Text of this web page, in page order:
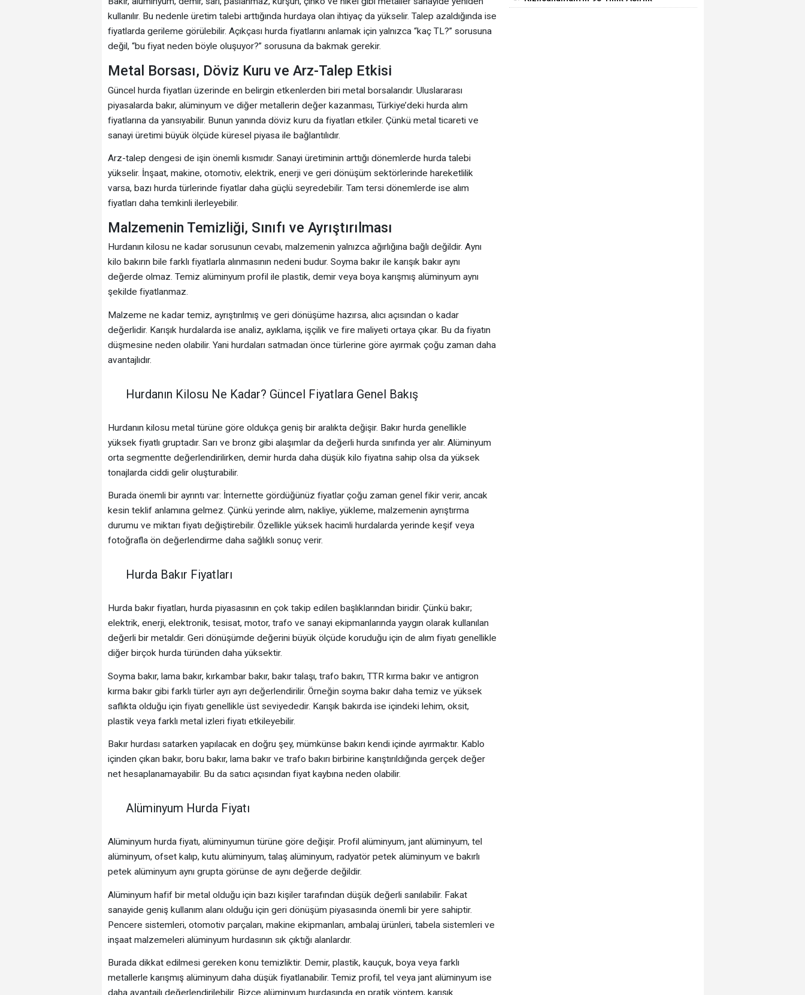
kullanılır. Bu nedenle üretim talebi arttığında hurdaya olan ihtiyaç da yükselir. Talep azaldığında ise
fiyatlarda gerileme görülebilir. Açıkçası hurda fiyatlarını anlamak için yalnızca “kaç TL?” sorusuna
değil, “bu fiyat neden böyle oluşuyor?” sorusuna da bakmak gerekir.
Metal Borsası, Döviz Kuru ve Arz-Talep Etkisi
Güncel hurda fiyatları üzerinde en belirgin etkenlerden biri metal borsalarıdır. Uluslararası
piyasalarda bakır, alüminyum ve diğer metallerin değer kazanması, Türkiye’deki hurda alım
fiyatlarına da yansıyabilir. Bunun yanında döviz kuru da fiyatları etkiler. Çünkü metal ticareti ve
sanayi üretimi büyük ölçüde küresel piyasa ile bağlantılıdır.
Arz-talep dengesi de işin önemli kısmıdır. Sanayi üretiminin arttığı dönemlerde hurda talebi
yükselir. İnşaat, makine, otomotiv, elektrik, enerji ve geri dönüşüm sektörlerinde hareketlilik
varsa, bazı hurda türlerinde fiyatlar daha güçlü seyredebilir. Tam tersi dönemlerde ise alım
fiyatları daha temkinli ilerleyebilir.
Malzemenin Temizliği, Sınıfı ve Ayrıştırılması
Hurdanın kilosu ne kadar sorusunun cevabı, malzemenin yalnızca ağırlığına bağlı değildir. Aynı
kilo bakırın bile farklı fiyatlarla alınmasının nedeni budur. Soyma bakır ile karışık bakır aynı
değerde olmaz. Temiz alüminyum profil ile plastik, demir veya boya karışmış alüminyum aynı
şekilde fiyatlanmaz.
Malzeme ne kadar temiz, ayrıştırılmış ve geri dönüşüme hazırsa, alıcı açısından o kadar
değerlidir. Karışık hurdalarda ise analiz, ayıklama, işçilik ve fire maliyeti ortaya çıkar. Bu da fiyatın
düşmesine neden olabilir. Yani hurdaları satmadan önce türlerine göre ayırmak çoğu zaman daha
avantajlıdır.
Hurdanın Kilosu Ne Kadar? Güncel Fiyatlara Genel Bakış
Hurdanın kilosu metal türüne göre oldukça geniş bir aralıkta değişir. Bakır hurda genellikle
yüksek fiyatlı gruptadır. Sarı ve bronz gibi alaşımlar da değerli hurda sınıfında yer alır. Alüminyum
orta segmentte değerlendirilirken, demir hurda daha düşük kilo fiyatına sahip olsa da yüksek
tonajlarda ciddi gelir oluşturabilir.
Burada önemli bir ayrıntı var: İnternette gördüğünüz fiyatlar çoğu zaman genel fikir verir, ancak
kesin teklif anlamına gelmez. Çünkü yerinde alım, nakliye, yükleme, malzemenin ayrıştırma
durumu ve miktarı fiyatı değiştirebilir. Özellikle yüksek hacimli hurdalarda yerinde keşif veya
fotoğrafla ön değerlendirme daha sağlıklı sonuç verir.
Hurda Bakır Fiyatları
Hurda bakır fiyatları, hurda piyasasının en çok takip edilen başlıklarından biridir. Çünkü bakır;
elektrik, enerji, elektronik, tesisat, motor, trafo ve sanayi ekipmanlarında yaygın olarak kullanılan
değerli bir metaldir. Geri dönüşümde değerini büyük ölçüde koruduğu için de alım fiyatı genellikle
diğer birçok hurda türünden daha yüksektir.
Soyma bakır, lama bakır, kırkambar bakır, bakır talaşı, trafo bakırı, TTR kırma bakır ve antigron
kırma bakır gibi farklı türler ayrı ayrı değerlendirilir. Örneğin soyma bakır daha temiz ve yüksek
saflıkta olduğu için fiyatı genellikle üst seviyededir. Karışık bakırda ise içindeki lehim, oksit,
plastik veya farklı metal izleri fiyatı etkileyebilir.
Bakır hurdası satarken yapılacak en doğru şey, mümkünse bakırı kendi içinde ayırmaktır. Kablo
içinden çıkan bakır, boru bakır, lama bakır ve trafo bakırı birbirine karıştırıldığında gerçek değer
net hesaplanamayabilir. Bu da satıcı açısından fiyat kaybına neden olabilir.
Alüminyum Hurda Fiyatı
Alüminyum hurda fiyatı, alüminyumun türüne göre değişir. Profil alüminyum, jant alüminyum, tel
alüminyum, ofset kalıp, kutu alüminyum, talaş alüminyum, radyatör petek alüminyum ve bakırlı
petek alüminyum aynı grupta görünse de aynı değerde değildir.
Alüminyum hafif bir metal olduğu için bazı kişiler tarafından düşük değerli sanılabilir. Fakat
sanayide geniş kullanım alanı olduğu için geri dönüşüm piyasasında önemli bir yere sahiptir.
Pencere sistemleri, otomotiv parçaları, makine ekipmanları, ambalaj ürünleri, tabela sistemleri ve
inşaat malzemeleri alüminyum hurdasının sık çıktığı alanlardır.
Burada dikkat edilmesi gereken konu temizliktir. Demir, plastik, kauçuk, boya veya farklı
metallerle karışmış alüminyum daha düşük fiyatlanabilir. Temiz profil, tel veya jant alüminyum ise